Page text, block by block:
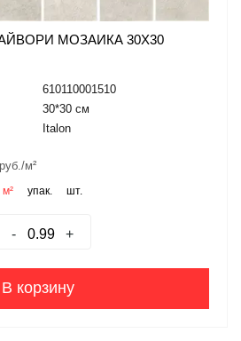
МОЗАИКА 30X30
610110001510
30*30 см
Italon
руб./м²
м² упак. шт.
- +
В корзину